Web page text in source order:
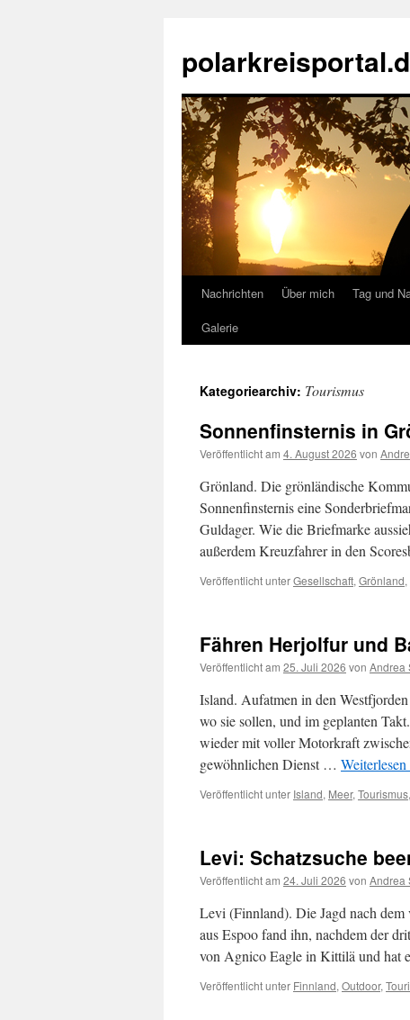
springen
Nachrichten Über mich Tag und
Galerie
Kategoriearchiv: Tourismus
Sonnenfinsternis in
Veröffentlicht am 4. August 2026 von
Grönland. Die grönländische
Sonnenfinsternis eine
Guldager. Wie die Briefmarke
außerdem Kreuzfahrer in den
Veröffentlicht unterGesellschaft, Grönland,
Fähren Herjolfur und
Veröffentlicht am 25. Juli 2026 von Andrea
Island. Aufatmen in den
wo sie sollen, und im geplanten
wieder mit voller Motorkraft
gewöhnlichen Dienst … Weiterlesen
Veröffentlicht unter Island, Meer, Tourismus,
Levi: Schatzsuche
Veröffentlicht am 24. Juli 2026 von Andrea
Levi (Finnland). Die Jagd nach
aus Espoo fand ihn, nachdem der
von Agnico Eagle in Kittilä und hat
Veröffentlicht unter Finnland, Outdoor,